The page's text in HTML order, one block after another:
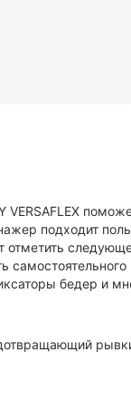
VERSAFLEX
подходит
отметить
бедер и